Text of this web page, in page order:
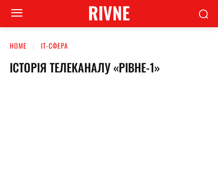
RIVNE
HOME ІТ-СФЕРА
ІСТОРІЯ ТЕЛЕКАНАЛУ «РІВНЕ-1»